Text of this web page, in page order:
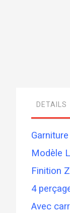
galleryDETAILS
Modèle
Finition
4
Avec